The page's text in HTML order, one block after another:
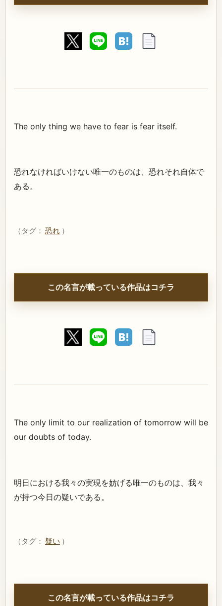
The only thing we have to fear is fear itself.
恐れなければいけない唯一のものは、恐れそれ自体で
ある。
（タグ： 恐れ ）
この名言が載っている作品はコチラ
The only limit to our realization of tomorrow will be
our doubts of today.
明日における我々の実現を妨げる唯一のものは、我々
が持つ今日の疑いである。
（タグ： 疑い ）
この名言が載っている作品はコチラ